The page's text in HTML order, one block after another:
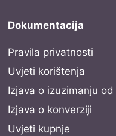
Dokumentacija
Pravila privatnosti
Uvjeti korištenja
Izjava o izuzimanju
Izjava o konverziji
Uvjeti kupnje